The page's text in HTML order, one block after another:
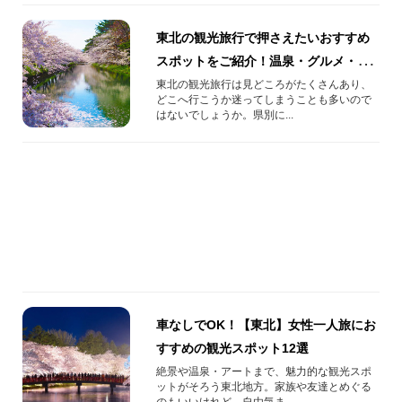
東北の観光旅行で押さえたいおすすめ
スポットをご紹介！温泉・グルメ・絶
景の旅
東北の観光旅行は見どころがたくさんあり、
どこへ行こうか迷ってしまうことも多いので
はないでしょうか。県別に...
車なしでOK！【東北】女性一人旅にお
すすめの観光スポット12選
絶景や温泉・アートまで、魅力的な観光スポ
ットがそろう東北地方。家族や友達とめぐる